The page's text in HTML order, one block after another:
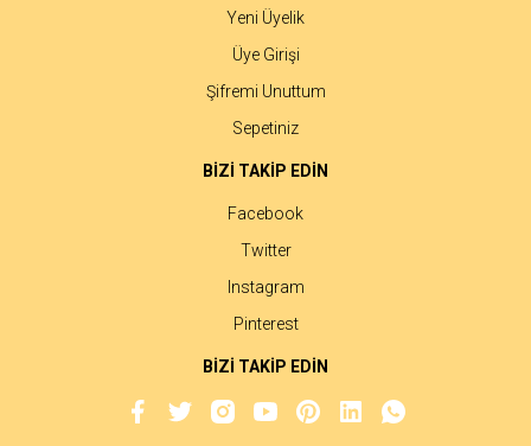
Yeni Üyelik
Üye Girişi
Şifremi Unuttum
Sepetiniz
BİZİ TAKİP EDİN
Facebook
Twitter
Instagram
Pinterest
BİZİ TAKİP EDİN